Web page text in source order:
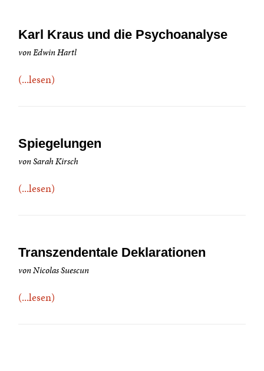
Karl Kraus und die Psychoanalyse
von Edwin Hartl
(...lesen)
Spiegelungen
von Sarah Kirsch
(...lesen)
Transzendentale Deklarationen
von Nicolas Suescun
(...lesen)